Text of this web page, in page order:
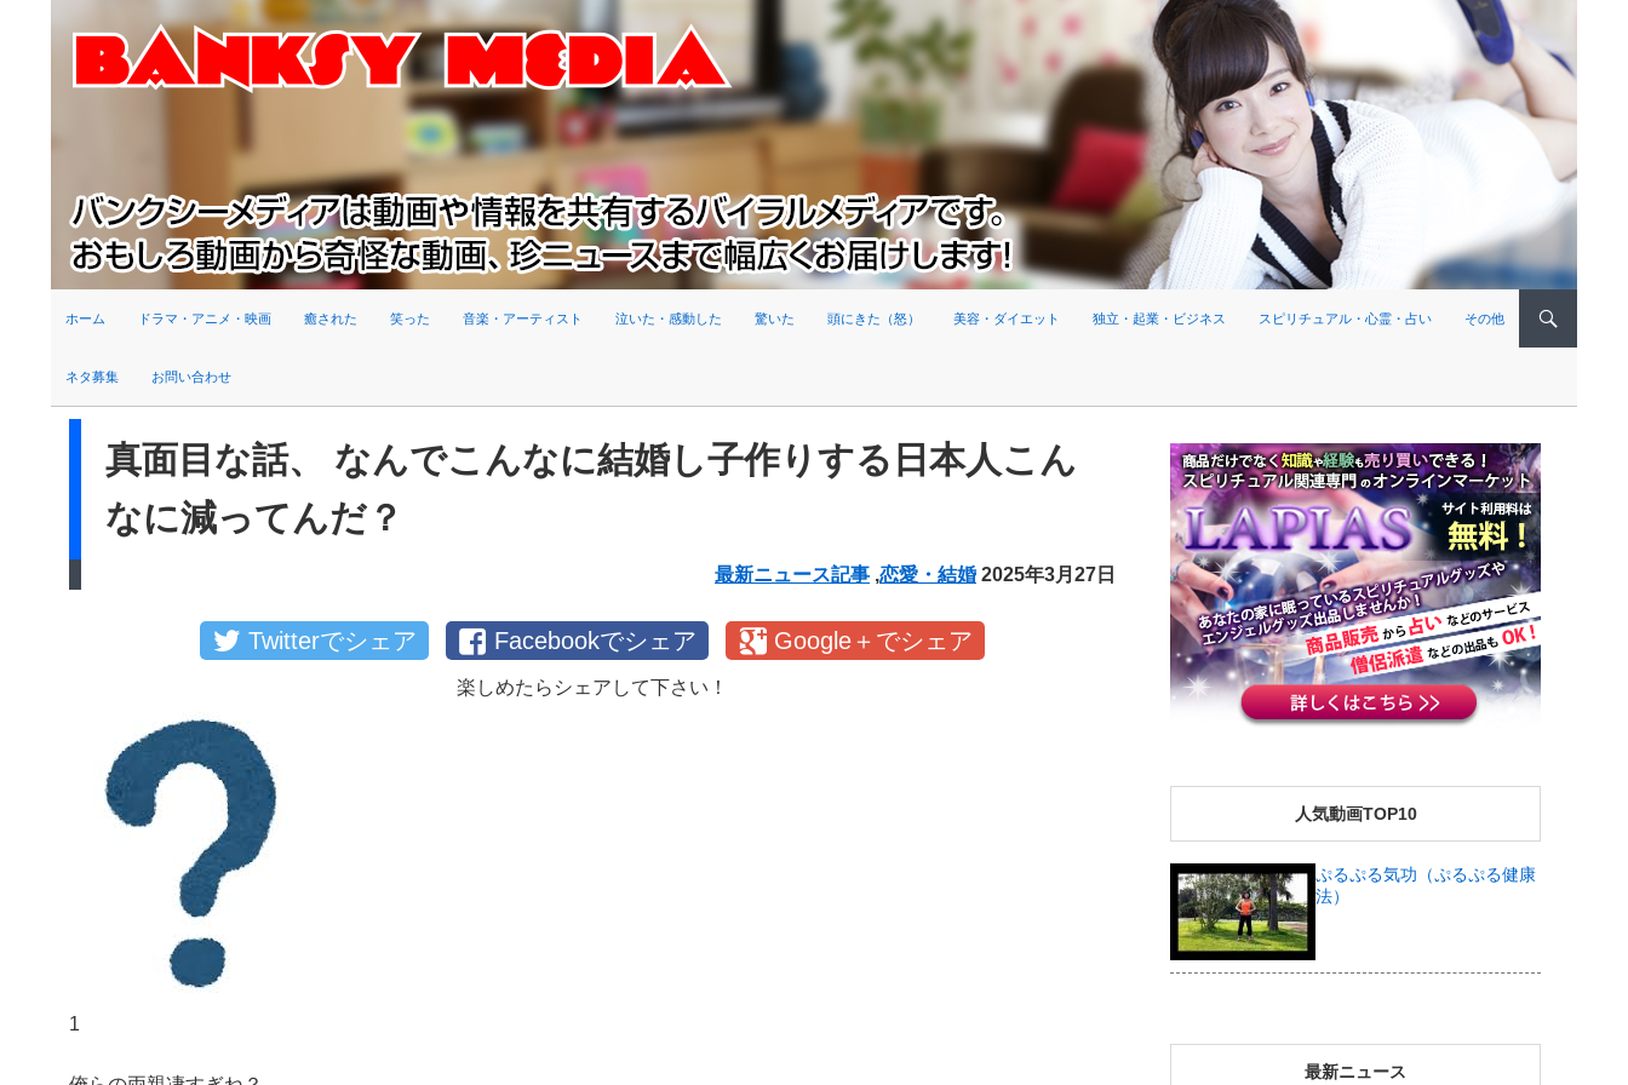
ホーム ドラマ・アニメ・映画 癒された 笑った 音楽・アーティスト 泣いた・感動した 驚いた 頭にきた（怒） 美容・ダイエット 独立・起業・ビジネス スピリチュアル・心霊・占い その他
ネタ募集 お問い合わせ
真面目な話、 なんでこんなに結婚し子作りする日本人こん
なに減ってんだ？
最新ニュース記事 ,恋愛・結婚 2025年3月27日
Twitterでシェア Facebookでシェア Google＋でシェア
楽しめたらシェアして下さい！
1
人気動画TOP10
ぷるぷる気功（ぷるぷる健康
法）
最新ニュース